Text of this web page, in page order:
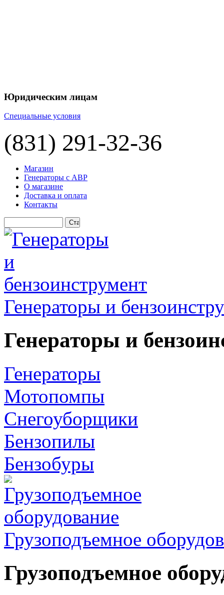
Юридическим лицам
Специальные условия
(831) 291-32-36
Магазин
Генераторы с АВР
О магазине
Доставка и оплата
Контакты
Генераторы и
Генераторы и
Генераторы
Мотопомпы
Снегоуборщики
Бензопилы
Бензобуры
Грузоподъемное
Грузоподъемное